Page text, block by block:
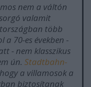
nem a váltón
valamit
több
70-es években -
- nem klasszikus
ún. Stadtbahn-
a villamosok a
biztosítanak